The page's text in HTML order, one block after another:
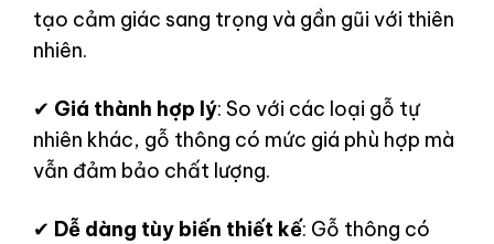
tạo cảm giác sang trọng và gần gũi với thiên
nhiên.
✔ Giá thành hợp lý: So với các loại gỗ tự
nhiên khác, gỗ thông có mức giá phù hợp mà
vẫn đảm bảo chất lượng.
✔ Dễ dàng tùy biến thiết kế: Gỗ thông có